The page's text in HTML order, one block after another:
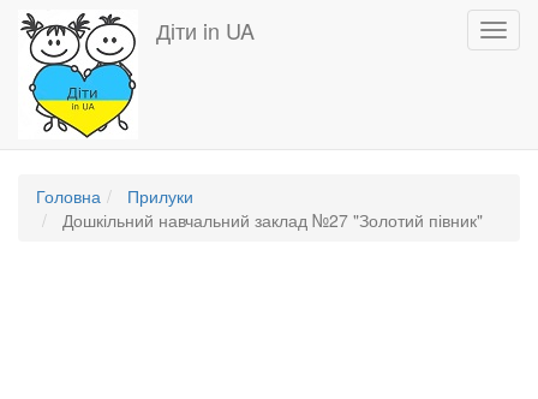
Перейти
основного
вмісту
Діти in UA
Головна
Прилуки
Дошкільний навчальний заклад №27 "Золотий півник"